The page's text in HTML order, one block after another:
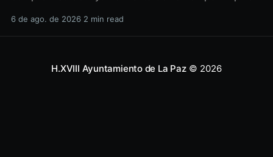
salud y los derechos de las mujeres, así como generar
6 de ago. de 2026 2 min read
H.XVIII Ayuntamiento de La Paz© 2026